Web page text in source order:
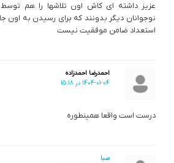
عزیز داشته ای کاش اون تلاشها را هم
نوجوانان دیگر بدونند که برای رسیدن به اون
استعداد ضامن موفقیت نیست
احمدرضا احمدزاده
1404-01-04 در 15:18
درست است واقعا همینطوره
صبا